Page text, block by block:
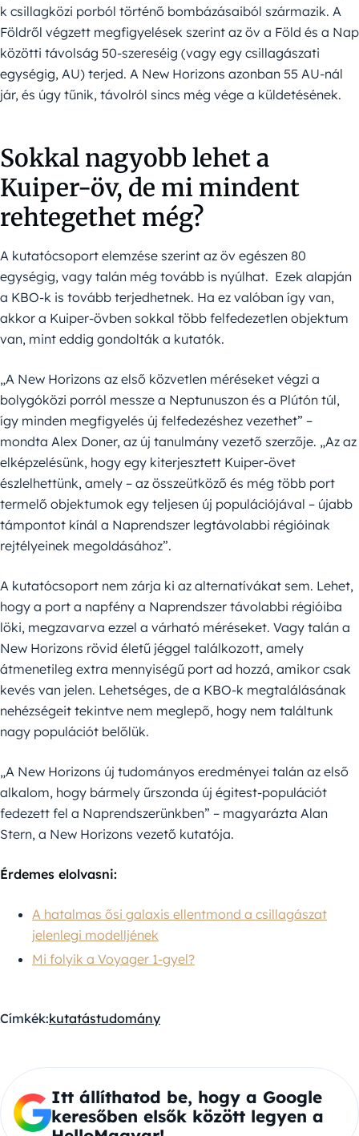
k csillagközi porból történő bombázásaiból származik. A
Földről végzett megfigyelések szerint az öv a Föld és a Nap
közötti távolság 50-szereséig (vagy egy csillagászati
egységig, AU) terjed. A New Horizons azonban 55 AU-nál
jár, és úgy tűnik, távolról sincs még vége a küldetésének.
Sokkal nagyobb lehet a
Kuiper-öv, de mi mindent
rehtegethet még?
A kutatócsoport elemzése szerint az öv egészen 80
egységig, vagy talán még tovább is nyúlhat. Ezek alapján
a KBO-k is tovább terjedhetnek. Ha ez valóban így van,
akkor a Kuiper-övben sokkal több felfedezetlen objektum
van, mint eddig gondolták a kutatók.
„A New Horizons az első közvetlen méréseket végzi a
bolygóközi porról messze a Neptunuszon és a Plútón túl,
így minden megfigyelés új felfedezéshez vezethet” –
mondta Alex Doner, az új tanulmány vezető szerzője. „Az az
elképzelésünk, hogy egy kiterjesztett Kuiper-övet
észlelhettünk, amely – az összeütköző és még több port
termelő objektumok egy teljesen új populációjával – újabb
támpontot kínál a Naprendszer legtávolabbi régióinak
rejtélyeinek megoldásához”.
A kutatócsoport nem zárja ki az alternatívákat sem. Lehet,
hogy a port a napfény a Naprendszer távolabbi régióiba
löki, megzavarva ezzel a várható méréseket. Vagy talán a
New Horizons rövid életű jéggel találkozott, amely
átmenetileg extra mennyiségű port ad hozzá, amikor csak
kevés van jelen. Lehetséges, de a KBO-k megtalálásának
nehézségeit tekintve nem meglepő, hogy nem találtunk
nagy populációt belőlük.
„A New Horizons új tudományos eredményei talán az első
alkalom, hogy bármely űrszonda új égitest-populációt
fedezett fel a Naprendszerünkben” – magyarázta Alan
Stern, a New Horizons vezető kutatója.
Érdemes elolvasni:
A hatalmas ősi galaxis ellentmond a csillagászat
jelenlegi modelljének
Mi folyik a Voyager 1-gyel?
Címkék:kutatástudomány
Itt állíthatod be, hogy a Google
keresőben elsők között legyen a